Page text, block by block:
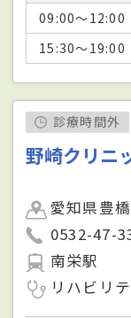
09:00～12:00
15:30～19:00
診療時間外
野崎クリニ
愛知県豊
0532-47-
南栄駅
リハビリ